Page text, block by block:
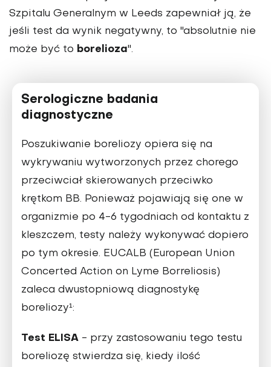
Szpitalu Generalnym w Leeds zapewniał ją, że
jeśli test da wynik negatywny, to "absolutnie nie
może być to borelioza".
Serologiczne badania
diagnostyczne
Poszukiwanie boreliozy opiera się na
wykrywaniu wytworzonych przez chorego
przeciwciał skierowanych przeciwko
krętkom BB. Ponieważ pojawiają się one w
organizmie po 4-6 tygodniach od kontaktu z
kleszczem, testy należy wykonywać dopiero
po tym okresie. EUCALB (European Union
Concerted Action on Lyme Borreliosis)
zaleca dwustopniową diagnostykę
boreliozy¹:
Test ELISA - przy zastosowaniu tego testu
boreliozę stwierdza się, kiedy ilość